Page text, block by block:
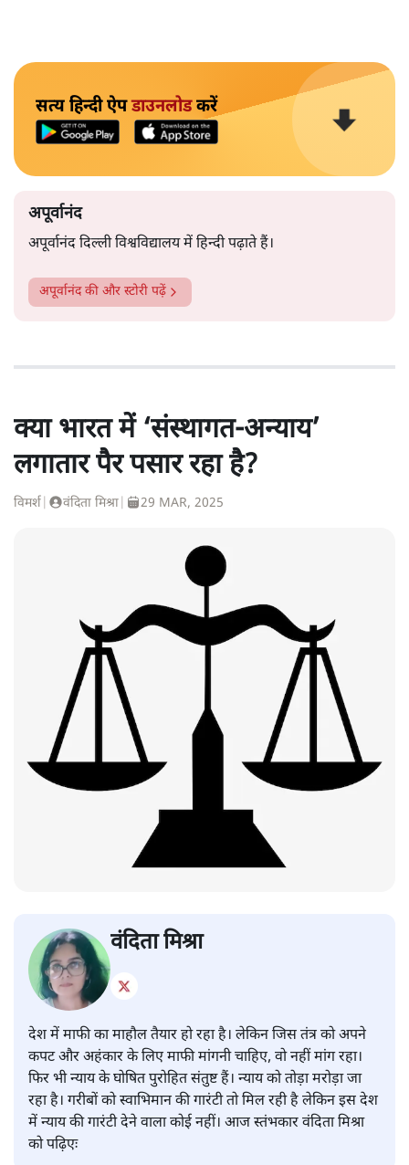
सत्य हिन्दी ऐपडाउनलोडकरें
अपूर्वानंद
अपूर्वानंद दिल्ली विश्वविद्यालय में हिन्दी पढ़ाते हैं।
अपूर्वानंदकी और स्टोरी पढ़ें
क्या भारत में ‘संस्थागत-अन्याय’
लगातार पैर पसार रहा है?
विमर्श वंदिता मिश्रा 29 MAR, 2025
वंदिता मिश्रा
देश में माफी का माहौल तैयार हो रहा है। लेकिन जिस तंत्र को अपने
कपट और अहंकार के लिए माफी मांगनी चाहिए, वो नहीं मांग रहा।
फिर भी न्याय के घोषित पुरोहित संतुष्ट हैं। न्याय को तोड़ा मरोड़ा जा
रहा है। गरीबों को स्वाभिमान की गारंटी तो मिल रही है लेकिन इस देश
में न्याय की गारंटी देने वाला कोई नहीं। आज स्तंभकार वंदिता मिश्रा
को पढ़िएः